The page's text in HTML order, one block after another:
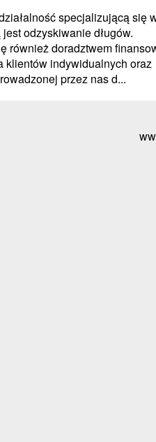
specjalizującą się
jest odzyskiwanie długów.
również doradztwem
klientów indywidualnych oraz
przez nas d...